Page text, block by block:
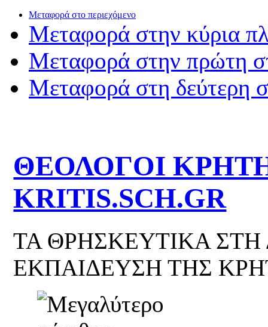
Μεταφορά στο περιεχόμενο
Μεταφορά στην κύρια
Μεταφορά στην πρώτη
Μεταφορά στη δεύτερη
ΘΕΟΛΟΓΟΙ
KRITIS.SCH.GR
ΤΑ ΘΡΗΣΚΕΥΤΙΚΑ
ΕΚΠΑΙΔΕΥΣΗ ΤΗΣ